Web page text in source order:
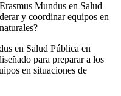
Mundus en Salud
y coordinar equipos en
en Salud Pública en
para preparar a los
en situaciones de